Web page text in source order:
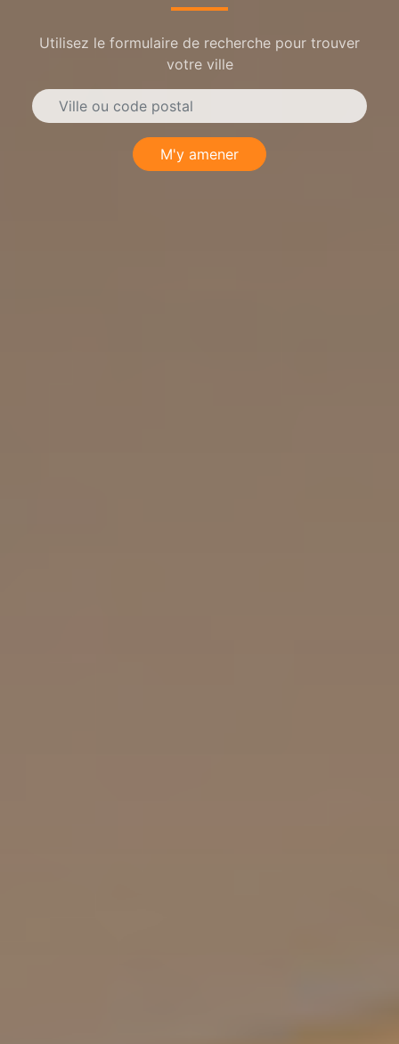
Utilisez le formulaire de recherche pour trouver
votre ville
M'y amener